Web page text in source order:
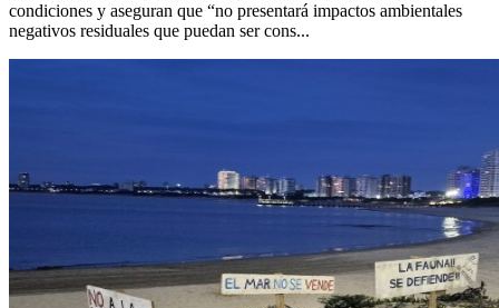
condiciones y aseguran que “no presentará impactos ambientales
negativos residuales que puedan ser cons...